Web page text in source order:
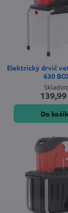
Elektrický drvič
630
Do